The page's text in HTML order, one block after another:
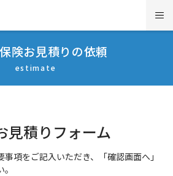
険お見積りの依頼
estimate
見積りフォーム
項をご記入いただき、「確認画面へ」